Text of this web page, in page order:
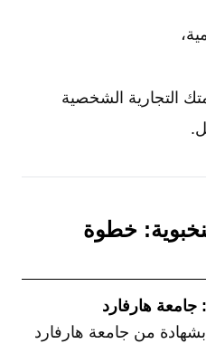
التجارية الشخصية
خطوة
بشهادة من جامعة هارفارد